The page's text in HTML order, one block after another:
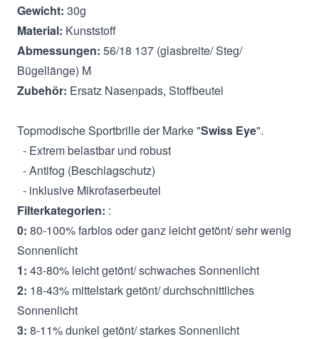
Gewicht: 30g
Material: Kunststoff
Abmessungen: 56/18 137 (glasbreite/ Steg/
Bügellänge) M
Zubehör: Ersatz Nasenpads, Stoffbeutel
Topmodische Sportbrille der Marke "Swiss Eye".
- Extrem belastbar und robust
- Antifog (Beschlagschutz)
- inklusive Mikrofaserbeutel
Filterkategorien: :
0: 80-100% farblos oder ganz leicht getönt/ sehr wenig
Sonnenlicht
1: 43-80% leicht getönt/ schwaches Sonnenlicht
2: 18-43% mittelstark getönt/ durchschnittliches
Sonnenlicht
3: 8-11% dunkel getönt/ starkes Sonnenlicht